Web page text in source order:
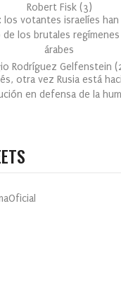
Robert Fisk (3)
los votantes israelíes
los brutales
árabes
Rodríguez Gelfenstein (
otra vez Rusia está
en defensa de la